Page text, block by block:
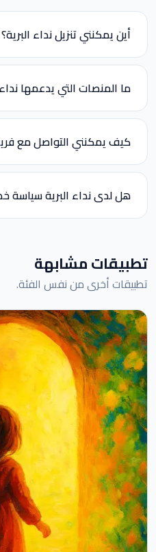
أين يمكنني تنزيل نداء البرية؟
ما المنصات التي يدعمها نداء
كيف يمكنني التواصل مع
هل لدى نداء البرية سياسة
تطبيقات مشابهة
تطبيقات أخرى من نفس الفئة.